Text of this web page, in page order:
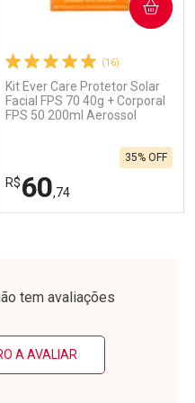
Ativar Desconto
Comprar sem Desconto
(16)
Kit Ever Care Protetor Solar
Facial FPS 70 40g + Corporal
FPS 50 200ml Aerossol
R$60,74
35% OFF
COMPRAR
Laboratório
Por Menos
tem avaliações
A AVALIAR